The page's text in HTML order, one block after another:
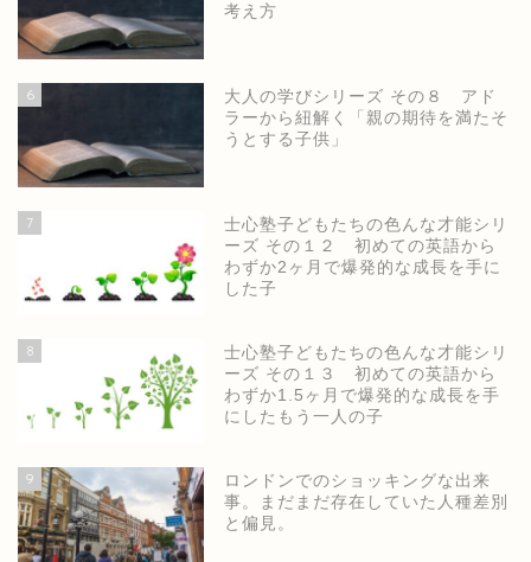
考え方
6
大人の学びシリーズ その８ アド
ラーから紐解く「親の期待を満たそ
うとする子供」
7
士心塾子どもたちの色んな才能シリ
ーズ その１２ 初めての英語から
わずか2ヶ月で爆発的な成長を手に
した子
8
士心塾子どもたちの色んな才能シリ
ーズ その１３ 初めての英語から
わずか1.5ヶ月で爆発的な成長を手
にしたもう一人の子
9
ロンドンでのショッキングな出来
事。まだまだ存在していた人種差別
と偏見。